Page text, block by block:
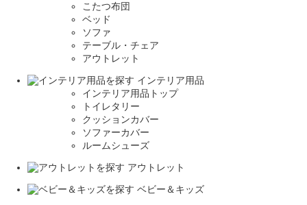
こたつ布団
ベッド
ソファ
テーブル・チェア
アウトレット
インテリア用品
インテリア用品トップ
トイレタリー
クッションカバー
ソファーカバー
ルームシューズ
アウトレット
ベビー＆キッズ